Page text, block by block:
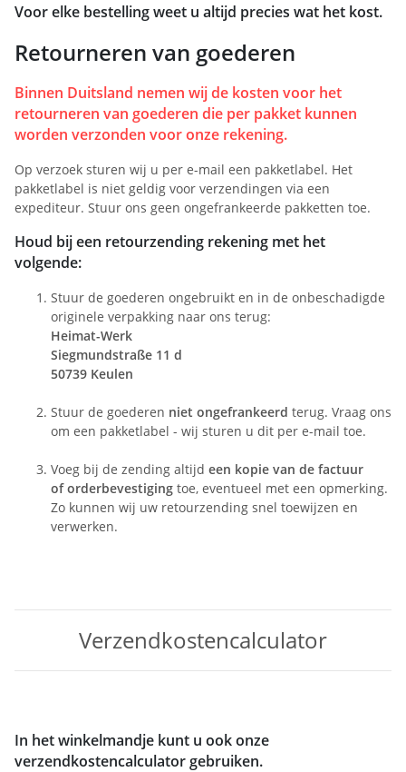
Voor elke bestelling weet u altijd precies wat het kost.
Retourneren van goederen
Binnen Duitsland nemen wij de kosten voor het
retourneren van goederen die per pakket kunnen
worden verzonden voor onze rekening.
Op verzoek sturen wij u per e-mail een pakketlabel. Het
pakketlabel is niet geldig voor verzendingen via een
expediteur. Stuur ons geen ongefrankeerde pakketten toe.
Houd bij een retourzending rekening met het
volgende:
Stuur de goederen ongebruikt en in de onbeschadigde
originele verpakking naar ons terug:
Heimat-Werk
Siegmundstraße 11 d
50739 Keulen
Stuur de goederen niet ongefrankeerd terug. Vraag ons
om een pakketlabel - wij sturen u dit per e-mail toe.
Voeg bij de zending altijd een kopie van de factuur
of orderbevestiging toe, eventueel met een opmerking.
Zo kunnen wij uw retourzending snel toewijzen en
verwerken.
Verzendkostencalculator
In het winkelmandje kunt u ook onze
verzendkostencalculator gebruiken.